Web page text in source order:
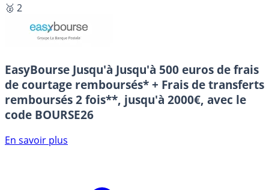
🥈 2
EasyBourse Jusqu'à Jusqu'à 500 euros de frais
de courtage remboursés* + Frais de transferts
remboursés 2 fois**, jusqu'à 2000€, avec le
code BOURSE26
En savoir plus